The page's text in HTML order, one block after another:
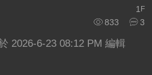
1 F
833
3
2026-6-23 08:12 PM 編輯